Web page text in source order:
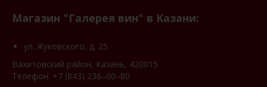
Магазин "Галерея вин" в Казани:
ул. Жуковского, д. 25
Вахитовский район, Казань, 420015
Телефон: +7 (843) 236‒00‒80